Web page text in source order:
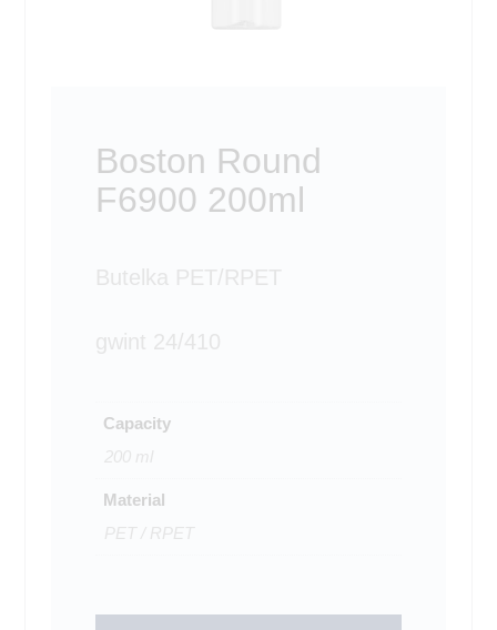
Boston Round
F6900 200ml
Butelka PET/RPET
gwint 24/410
Capacity
200 ml
Material
PET / RPET